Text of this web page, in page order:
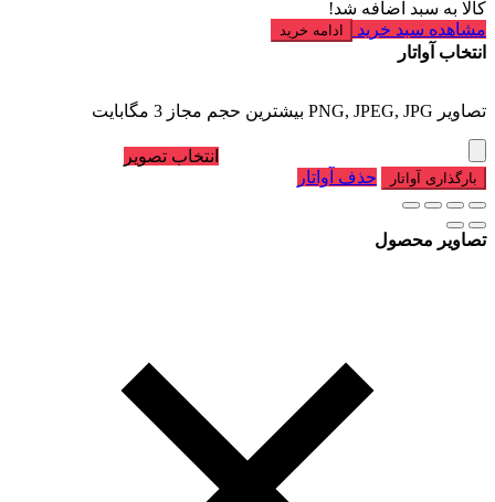
کالا به سبد اضافه شد!
مشاهده سبد خرید
ادامه خرید
انتخاب آواتار
تصاویر PNG, JPEG, JPG بیشترین حجم مجاز 3 مگابایت
انتخاب تصویر
بارگذاری آواتار حذف آواتار
تصاویر محصول